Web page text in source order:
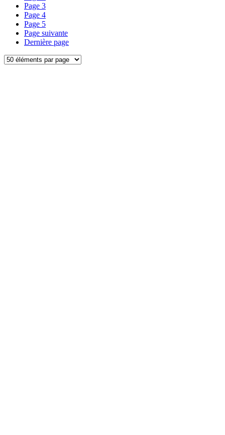
Page 3
Page 4
Page 5
Page suivante
Dernière page